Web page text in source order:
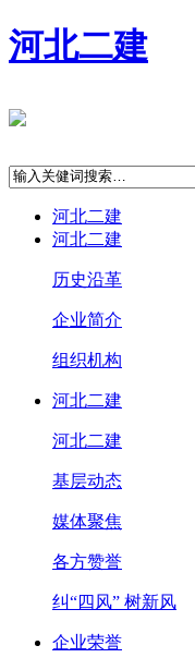
河北二建
河北二建
河北二建
历史沿革
企业简介
组织机构
河北二建
河北二建
基层动态
媒体聚焦
各方赞誉
纠“四风” 树新风
企业荣誉